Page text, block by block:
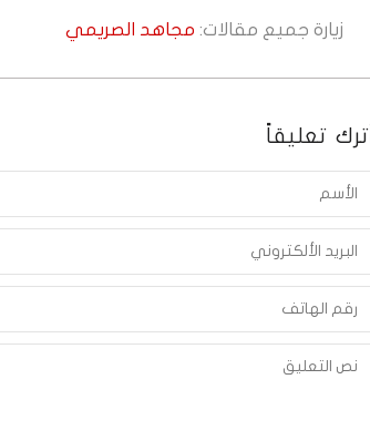
زيارة جميع مقالات: مجاهد الصريمي
أترك تعليقاً